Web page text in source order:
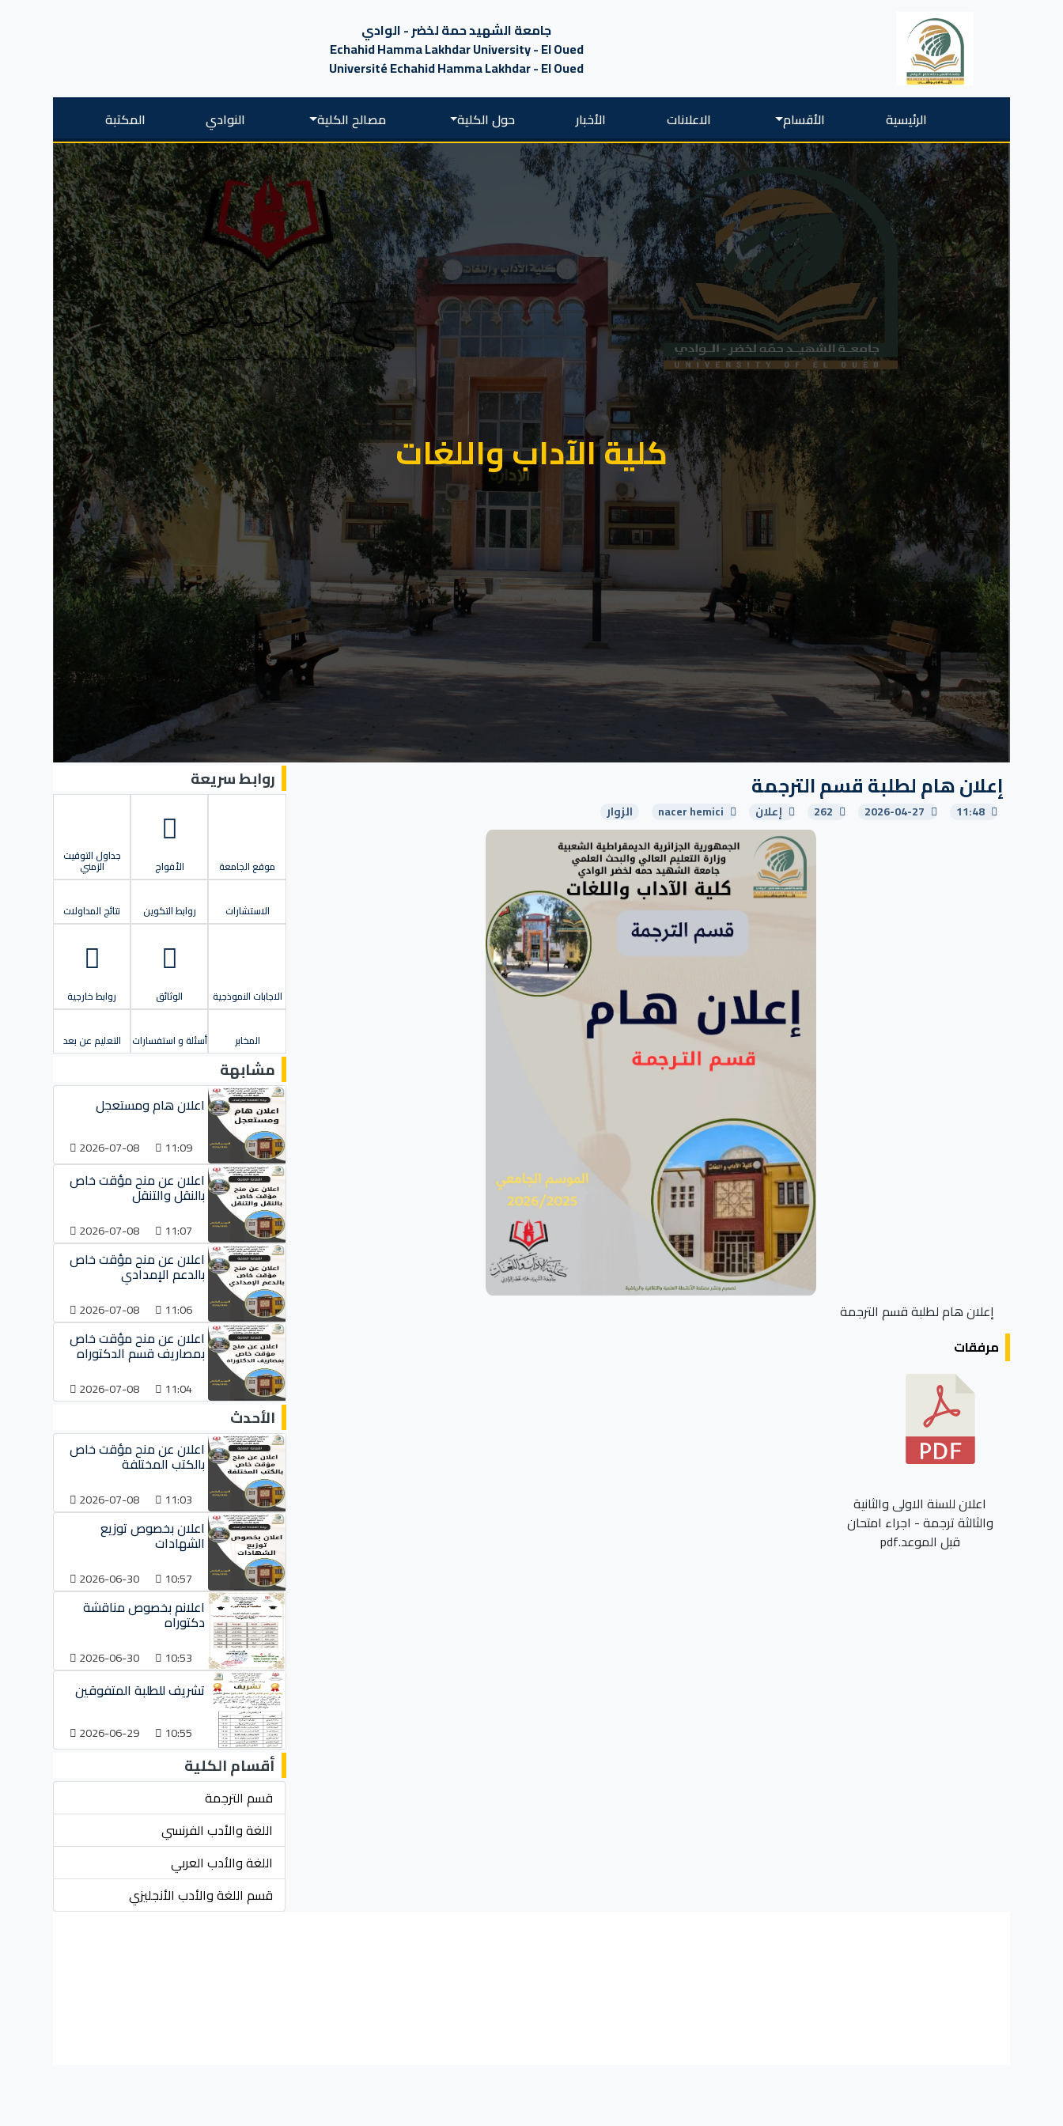
جامعة الشهيد حمة لخضر - الوادي
Echahid Hamma Lakhdar University - El Oued
Université Echahid Hamma Lakhdar - El Oued
الرئيسية الأقسام الاعلانات الأخبار حول الكلية مصالح الكلية النوادي المكتبة
كلية الآداب واللغات
إعلان هام لطلبة قسم الترجمة
11:48
2026-04-27
262 إعلان nacer hemici الزوار
إعلان هام لطلبة قسم الترجمة
مرفقات
اعلان للسنة الاولى والثانية
والثالثة ترجمة - اجراء امتحان
قبل الموعد.pdf
روابط سريعة
موقع الجامعة الأفواج
جداول التوقيت
الزمني
الاستشارات روابط التكوين نتائج المداولات
الاجابات النموذجية الوثائق روابط خارجية
المخابر أسئلة و استفسارات التعليم عن بعد
مشابهة
اعلان هام ومستعجل
11:09
2026-07-08
اعلان عن منح مؤقت خاص
بالنقل والتنقل
11:07
2026-07-08
اعلان عن منح مؤقت خاص
بالدعم الإمدادي
11:06
2026-07-08
اعلان عن منح مؤقت خاص
بمصاريف قسم الدكتوراه
11:04
2026-07-08
الأحدث
اعلان عن منح مؤقت خاص
بالكتب المختلفة
11:03
2026-07-08
اعلان بخصوص توزيع
الشهادات
10:57
2026-06-30
اعلانم بخصوص مناقشة
دكتوراه
10:53
2026-06-30
تشريف للطلبة المتفوقين
10:55
2026-06-29
أقسام الكلية
قسم الترجمة
اللغة والأدب الفرنسي
اللغة والأدب العربي
قسم اللغة والأدب الأنجليزي